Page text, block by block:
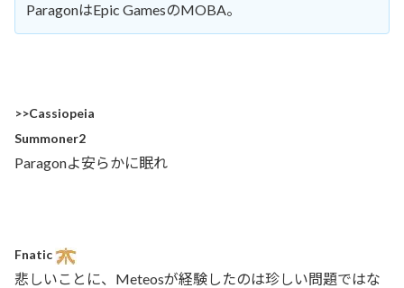
ParagonはEpic GamesのMOBA。
>>Cassiopeia
Summoner2
Paragonよ安らかに眠れ
Fnatic
悲しいことに、Meteosが経験したのは珍しい問題ではな